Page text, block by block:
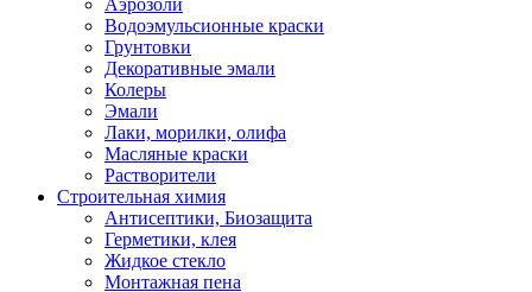
Аэрозоли
Водоэмульсионные краски
Грунтовки
Декоративные эмали
Колеры
Эмали
Лаки, морилки, олифа
Масляные краски
Растворители
Строительная химия
Антисептики, Биозащита
Герметики, клея
Жидкое стекло
Монтажная пена